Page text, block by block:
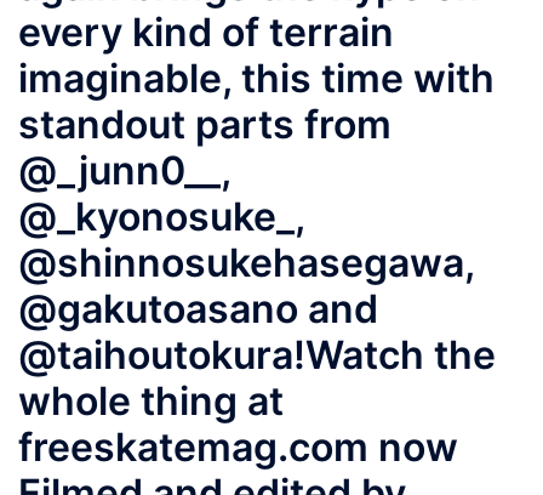
every kind of terrain
imaginable, this time with
standout parts from
@_junn0__,
@_kyonosuke_,
@shinnosukehasegawa,
@gakutoasano and
@taihoutokura!Watch the
whole thing at
freeskatemag.com now